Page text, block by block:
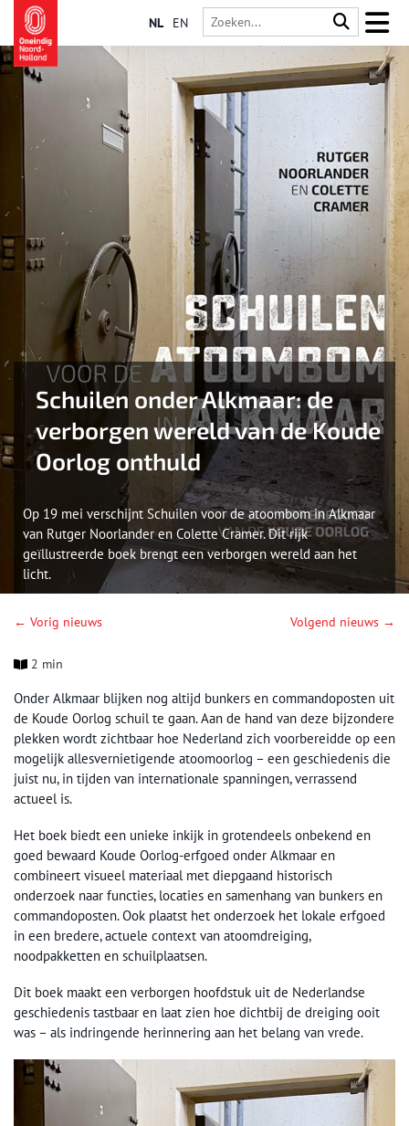
NL EN
Schuilen onder Alkmaar: de
verborgen wereld van de Koude
Oorlog onthuld
Op 19 mei verschijnt Schuilen voor de atoombom in Alkmaar
van Rutger Noorlander en Colette Cramer. Dit rijk
geïllustreerde boek brengt een verborgen wereld aan het
licht.
← Vorig nieuws Volgend nieuws →
2 min
Onder Alkmaar blijken nog altijd bunkers en commandoposten uit
de Koude Oorlog schuil te gaan. Aan de hand van deze bijzondere
plekken wordt zichtbaar hoe Nederland zich voorbereidde op een
mogelijk allesvernietigende atoomoorlog – een geschiedenis die
juist nu, in tijden van internationale spanningen, verrassend
actueel is.
Het boek biedt een unieke inkijk in grotendeels onbekend en
goed bewaard Koude Oorlog-erfgoed onder Alkmaar en
combineert visueel materiaal met diepgaand historisch
onderzoek naar functies, locaties en samenhang van bunkers en
commandoposten. Ook plaatst het onderzoek het lokale erfgoed
in een bredere, actuele context van atoomdreiging,
noodpakketten en schuilplaatsen.
Dit boek maakt een verborgen hoofdstuk uit de Nederlandse
geschiedenis tastbaar en laat zien hoe dichtbij de dreiging ooit
was – als indringende herinnering aan het belang van vrede.